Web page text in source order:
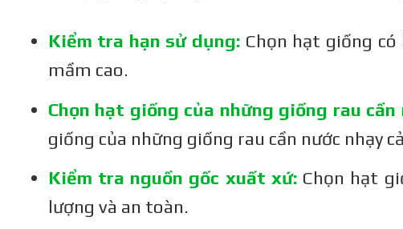
Kiểm tra hạn sử dụng: Chọn hạt giống
mầm cao.
Chọn hạt giống của những giống rau cần
giống của những giống rau cần nước nhạy
Kiểm tra nguồn gốc xuất xứ:Chọn hạt
lượng và an toàn.